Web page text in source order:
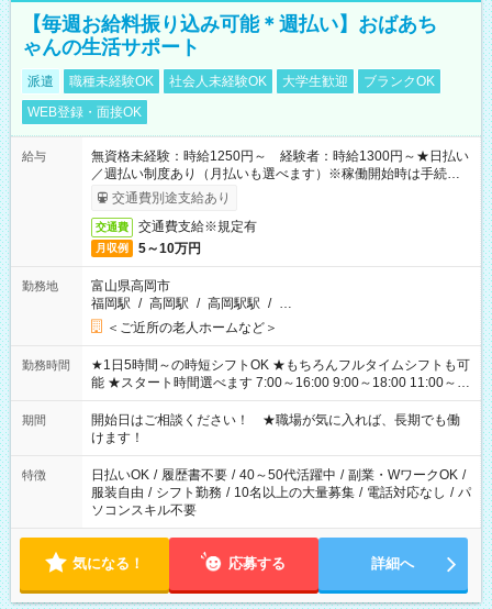
【毎週お給料振り込み可能＊週払い】おばあち
ゃんの生活サポート
派遣 職種未経験OK 社会人未経験OK 大学生歓迎
ブランクOK
WEB登録・面接OK
給与
無資格未経験：時給1250円～ 経験者：時給1300円～★日払い
／週払い制度あり（月払いも選べます）※稼働開始時は手続き完
了次第のお支払いとなります。
交通費別途支給あり
交通費 交通費支給※規定有
月収例 5～10万円
勤務地
富山県高岡市
福岡駅 / 高岡駅 / 高岡駅駅 / …
＜ご近所の老人ホームなど＞
勤務時間
★1日5時間～の時短シフトOK ★もちろんフルタイムシフトも可
能 ★スタート時間選べます 7:00～16:00 9:00～18:00 11:00～
20:00 など 残業なし！ ※Wワークの場合、他のお仕事と合わせ
週40時間超の就業はご案内できません ※法令に基づき、週20時
間以上勤務は社会保険への加入対象となります ※労働者派遣法
（日雇い派遣の原則禁止）により、短時間・短期間の就業はご
案内が難しい場合があります
期間
開始日はご相談ください！ ★職場が気に入れば、長期でも働
けます！
特徴 日払いOK / 履歴書不要 / 40～50代活躍中 / 副業・WワークOK /
服装自由 / シフト勤務 / 10名以上の大量募集 / 電話対応なし / パ
ソコンスキル不要
気になる！ 応募する 詳細へ